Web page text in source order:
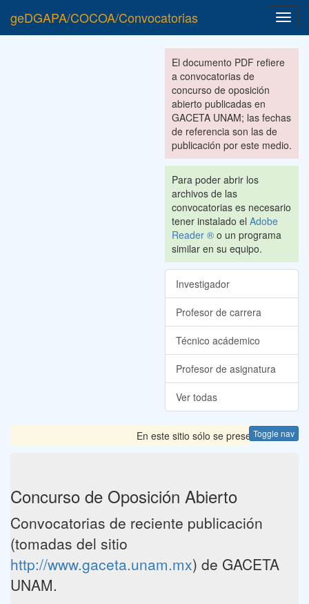
geDGAPA/COCOA/Convocatorias
El documento PDF refiere
a convocatorias de
concurso de oposición
abierto publicadas en
GACETA UNAM; las fechas
de referencia son las de
publicación por este medio.
Para poder abrir los
archivos de las
convocatorias es necesario
tener instalado el Adobe
Reader ® o un programa
similar en su equipo.
Investigador
Profesor de carrera
Técnico acádemico
Profesor de asignatura
Ver todas
Toggle nav
En este sitio sólo se presentan las
Concurso de Oposición Abierto
Convocatorias de reciente publicación
(tomadas del sitio
http://www.gaceta.unam.mx) de GACETA
UNAM.